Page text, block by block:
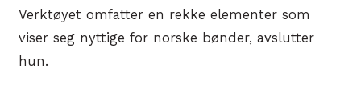
Verktøyet omfatter en rekke elementer som
viser seg nyttige for norske bønder, avslutter
hun.